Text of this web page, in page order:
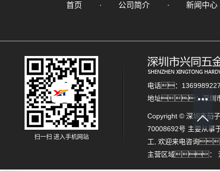
首页 公司简介 新闻中心
扫一扫 进入手机网站
电话：
地址：深圳市
Copyright © 深圳市茄
70008692号 主要从事
工 , 欢迎来电咨询
主营区域：